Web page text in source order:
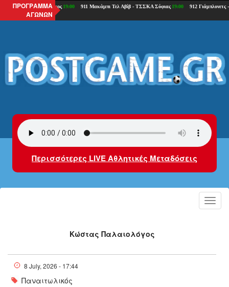
ΠΡΟΓΡΑΜΜΑ
ΑΓΩΝΩΝ
Περισσότερες LIVE Αθλητικές Μεταδόσεις
Κώστας Παλαιολόγος
8 July, 2026 - 17:44
Παναιτωλικός